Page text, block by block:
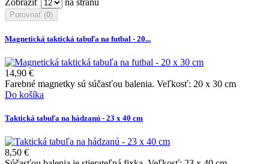
Porovnať (0)
Magnetická taktická tabuľa na futbal - 20...
14,90 €
Farebné magnetky sú súčasťou balenia. Veľkosť: 20 x 30 cm
Do košíka
Taktická tabuľa na hádzanú - 23 x 40 cm
8,50 €